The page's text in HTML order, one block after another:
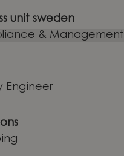
unit sweden
& Management
Engineer